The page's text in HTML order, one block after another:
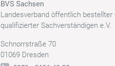
BVS Sachsen
Landesverband öffentlich bestellter
qualifizierter Sachverständigen e.V.
Schnorrstraße 70
01069 Dresden